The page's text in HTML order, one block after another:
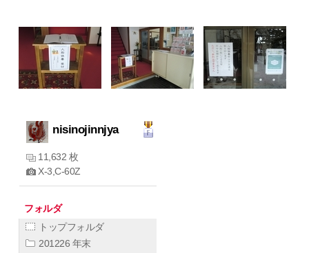
nisinojinnjya
11,632 枚
X-3,C-60Z
フォルダ
トップフォルダ
201226 年末